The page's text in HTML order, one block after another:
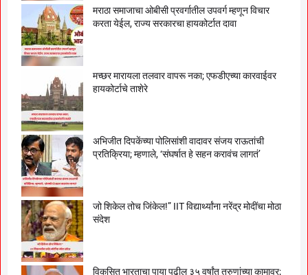
मराठा समाजाचा ओबीसी प्रवर्गातील उपवर्ग म्हणून विचार
करता येईल, राज्य सरकारचा हायकोर्टात दावा
मच्छर मारायला तलवार वापरू नका; एफडीएच्या कारवाईवर
हायकोर्टाचे ताशेरे
अभिजीत दिपकेंच्या पोलिसांशी वादावर संजय राऊतांची
प्रतिक्रिया; म्हणाले, ‘संघर्षात हे सहन करावंच लागतं’
जो शिकेल तोच जिंकेल!” IIT विद्यार्थ्यांना नरेंद्र मोदींचा मोठा
संदेश
विकसित भारताचा पाया पुढील ३५ वर्षांत तरुणांच्या कामावर;